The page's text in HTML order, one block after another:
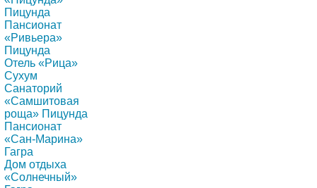
Пицунда
Пансионат
«Ривьера»
Пицунда
Отель «Рица»
Сухум
Санаторий
«Самшитовая
роща» Пицунда
Пансионат
«Сан-Марина»
Гагра
Дом отдыха
«Солнечный»